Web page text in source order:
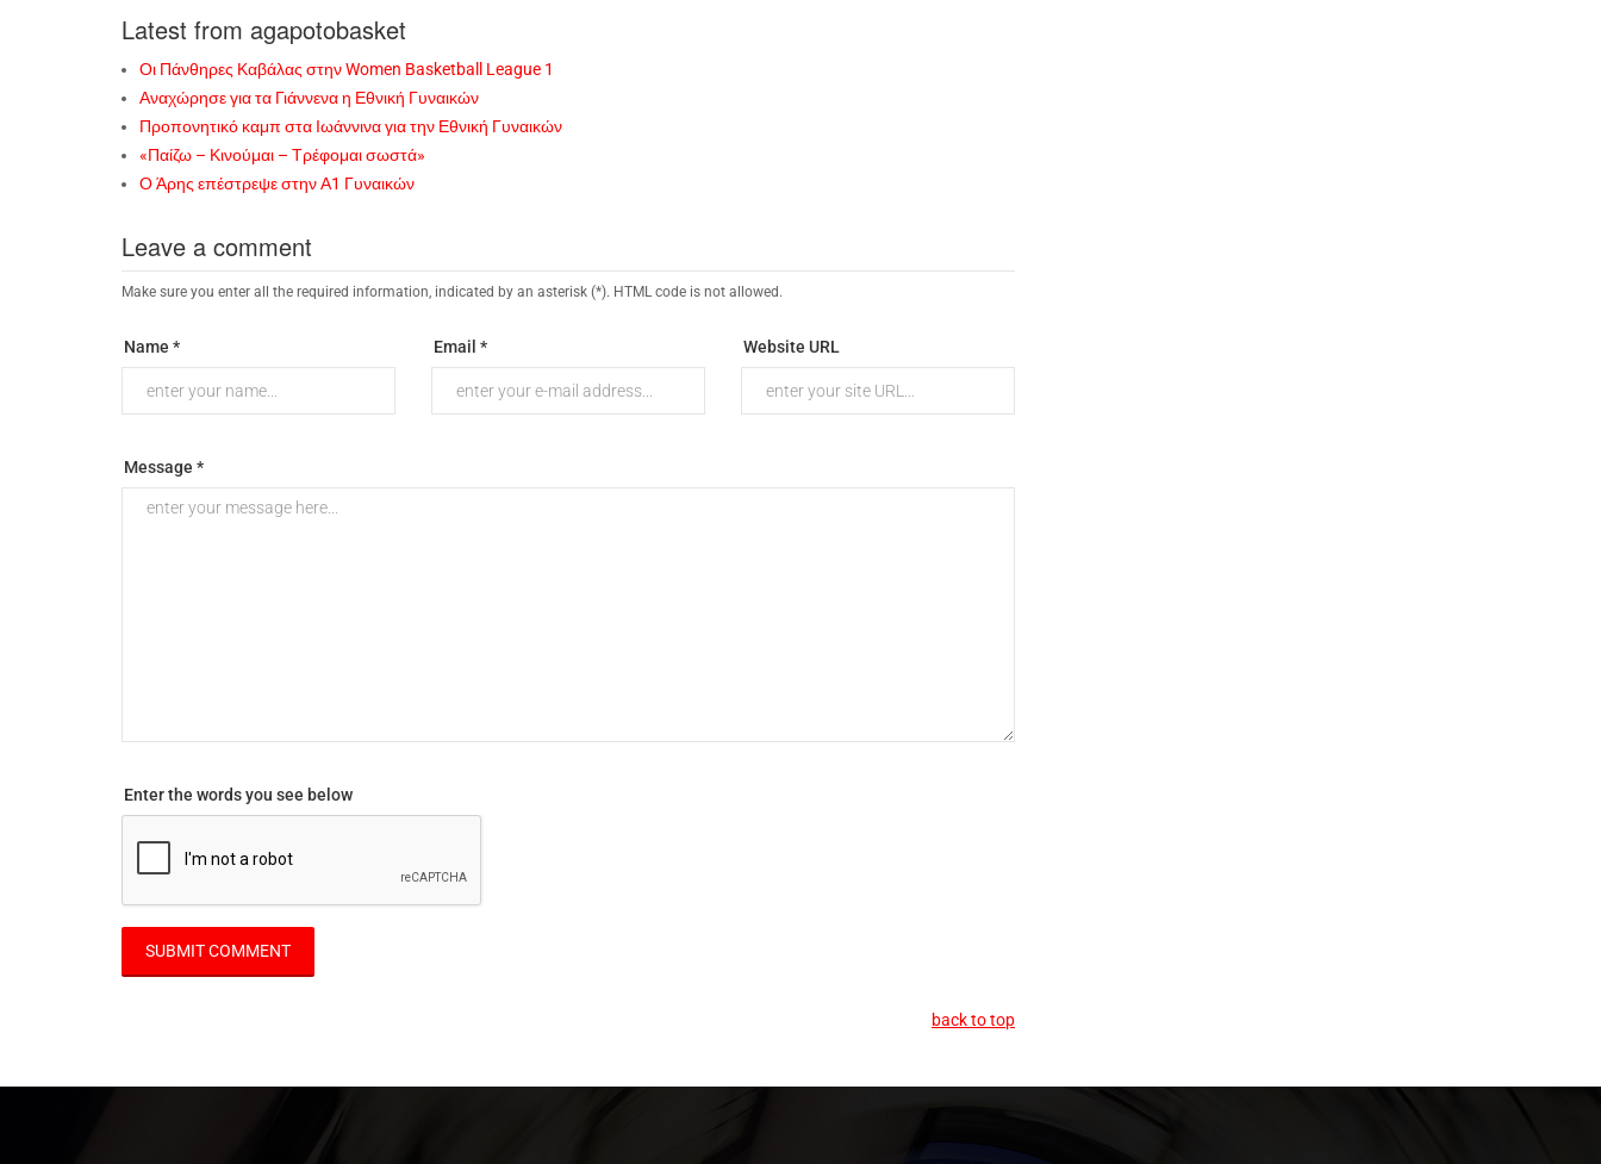
Latest from agapotobasket
Οι Πάνθηρες Καβάλας στην Women Basketball League 1
Αναχώρησε για τα Γιάννενα η Εθνική Γυναικών
Προπονητικό καμπ στα Ιωάννινα για την Εθνική Γυναικών
«Παίζω – Κινούμαι – Τρέφομαι σωστά»
Ο Άρης επέστρεψε στην Α1 Γυναικών
Leave a comment
Make sure you enter all the required information, indicated by an asterisk (*). HTML code is not allowed.
Name * Email * Website URL
Message *
Enter the words you see below
back to top